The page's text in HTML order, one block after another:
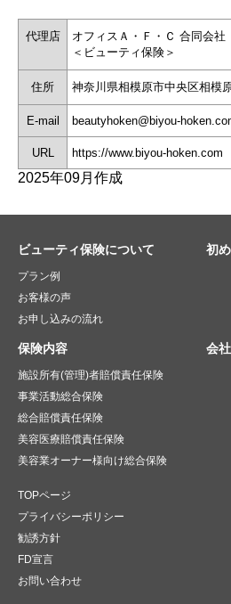
代理店
オフィスＡ・Ｆ・Ｃ 合同会社
＜ビューティ保険＞
住所 神奈川県相模原市中央区相模
E-mail beautyhoken@biyou-
URL https://www.biyou-hoken.com
2025年09月作成
ビューティ保険について
プラン例
お客様の声
お申し込みの流れ
初
保険内容
施設所有(管理)者賠償責任保険
事業活動総合保険
総合賠償責任保険
美容医療賠償責任保険
美容業オーナー様向け総合保険
会
TOPページ
プライバシーポリシー
勧誘方針
FD宣言
お問い合わせ